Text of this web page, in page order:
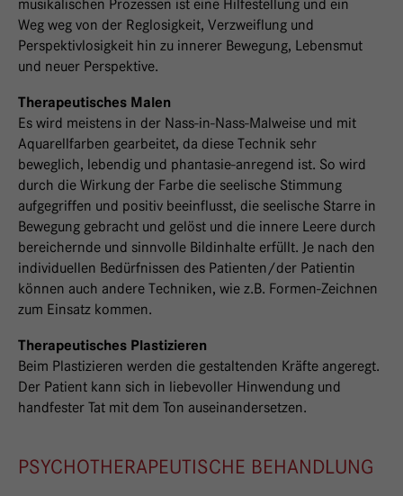
musikalischen Prozessen ist eine Hilfestellung und ein
Weg weg von der Reglosigkeit, Verzweiflung und
Perspektivlosigkeit hin zu innerer Bewegung, Lebensmut
und neuer Perspektive.
Therapeutisches Malen
Es wird meistens in der Nass-in-Nass-Malweise und mit
Aquarellfarben gearbeitet, da diese Technik sehr
beweglich, lebendig und phantasie-anregend ist. So wird
durch die Wirkung der Farbe die seelische Stimmung
aufgegriffen und positiv beeinflusst, die seelische Starre in
Bewegung gebracht und gelöst und die innere Leere durch
bereichernde und sinnvolle Bildinhalte erfüllt. Je nach den
individuellen Bedürfnissen des Patienten/der Patientin
können auch andere Techniken, wie z.B. Formen-Zeichnen
zum Einsatz kommen.
Therapeutisches Plastizieren
Beim Plastizieren werden die gestaltenden Kräfte angeregt.
Der Patient kann sich in liebevoller Hinwendung und
handfester Tat mit dem Ton auseinandersetzen.
PSYCHOTHERAPEUTISCHE BEHANDLUNG